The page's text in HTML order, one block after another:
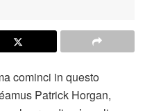
cominci in questo
Patrick Horgan,